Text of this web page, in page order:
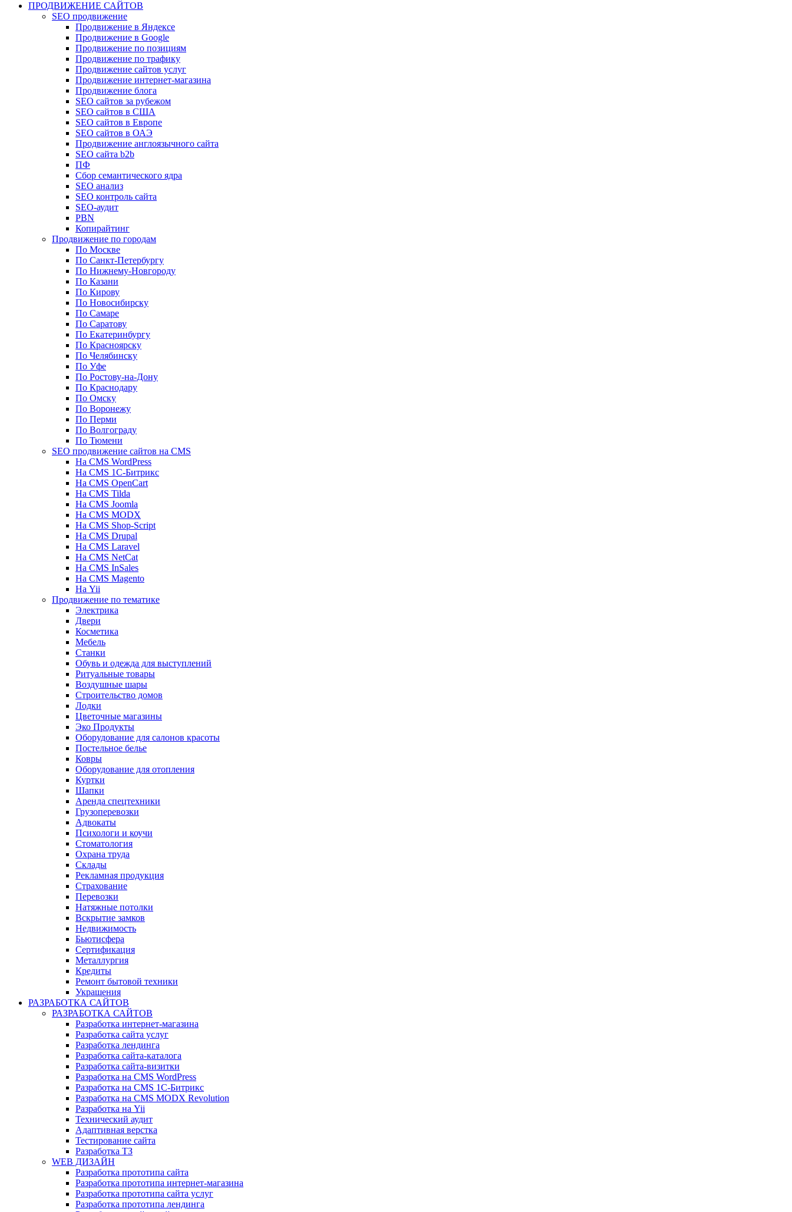
ПРОДВИЖЕНИЕ САЙТОВ
SEO продвижение
Продвижение в Яндексе
Продвижение в Google
Продвижение по позициям
Продвижение по трафику
Продвижение сайтов услуг
Продвижение интернет-магазина
Продвижение блога
SEO сайтов за рубежом
SEO сайтов в США
SEO сайтов в Европе
SEO сайтов в ОАЭ
Продвижение англоязычного сайта
SEO сайта b2b
ПФ
Сбор семантического ядра
SEO анализ
SEO контроль сайта
SEO-аудит
PBN
Копирайтинг
Продвижение по городам
По Москве
По Санкт-Петербургу
По Нижнему-Новгороду
По Казани
По Кирову
По Новосибирску
По Самаре
По Саратову
По Екатеринбургу
По Красноярску
По Челябинску
По Уфе
По Ростову-на-Дону
По Краснодару
По Омску
По Воронежу
По Перми
По Волгограду
По Тюмени
SEO продвижение сайтов на CMS
На CMS WordPress
На CMS 1С-Битрикс
На CMS OpenCart
На CMS Tilda
На CMS Joomla
На CMS MODX
На CMS Shop-Script
На CMS Drupal
На CMS Laravel
На CMS NetCat
На CMS InSales
На CMS Magento
На Yii
Продвижение по тематике
Электрика
Двери
Косметика
Мебель
Станки
Обувь и одежда для выступлений
Ритуальные товары
Воздушные шары
Строительство домов
Лодки
Цветочные магазины
Эко Продукты
Оборудование для салонов красоты
Постельное белье
Ковры
Оборудование для отопления
Куртки
Шапки
Аренда спецтехники
Грузоперевозки
Адвокаты
Психологи и коучи
Стоматология
Охрана труда
Склады
Рекламная продукция
Страхование
Перевозки
Натяжные потолки
Вскрытие замков
Недвижимость
Бьютисфера
Сертификация
Металлургия
Кредиты
Ремонт бытовой техники
Украшения
РАЗРАБОТКА САЙТОВ
РАЗРАБОТКА САЙТОВ
Разработка интернет-магазина
Разработка сайта услуг
Разработка лендинга
Разработка сайта-каталога
Разработка сайта-визитки
Разработка на CMS WordPress
Разработка на CMS 1С-Битрикс
Разработка на CMS MODX Revolution
Разработка на Yii
Технический аудит
Адаптивная верстка
Тестирование сайта
Разработка ТЗ
WEB ДИЗАЙН
Разработка прототипа сайта
Разработка прототипа интернет-магазина
Разработка прототипа сайта услуг
Разработка прототипа лендинга